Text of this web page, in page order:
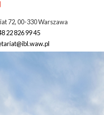
72, 00-330 Warszawa
22 826 99 45